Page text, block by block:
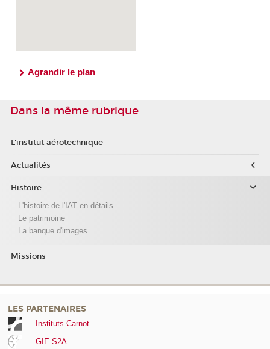
Agrandir le plan
Dans la même rubrique
L'institut aérotechnique
Actualités
Histoire
L'histoire de l'IAT en détails
Le patrimoine
La banque d'images
Missions
LES PARTENAIRES
Instituts Carnot
GIE S2A